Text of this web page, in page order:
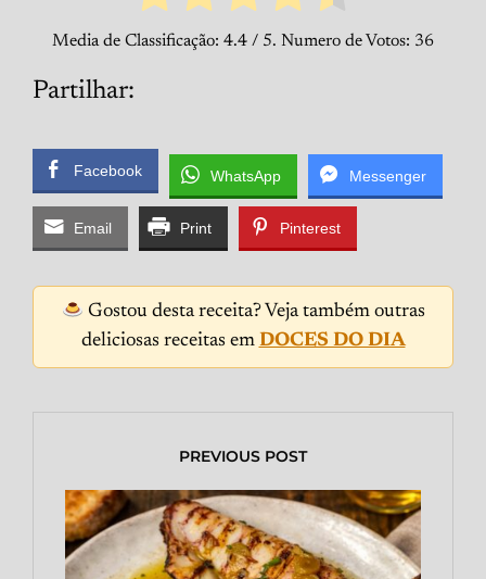
Media de Classificação: 4.4 / 5. Numero de Votos: 36
Partilhar:
Facebook WhatsApp Messenger
Email Print Pinterest
Gostou desta receita? Veja também outras
deliciosas receitas em DOCES DO DIA
PREVIOUS POST